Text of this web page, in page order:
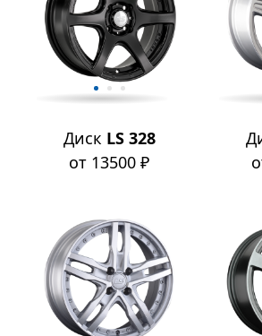
Диск LS 328
от 13500 ₽